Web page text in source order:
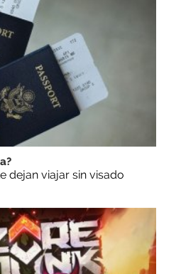
dejan viajar sin visado